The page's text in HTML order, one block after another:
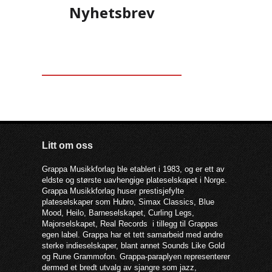
kan være poetisk og fonetisk riktig
musikalsk.
Nyhetsbrev
Litt om oss
Grappa Musikkforlag ble etablert i 1983, og er ett av
eldste og største uavhengige plateselskapet i Norge.
Grappa Musikkforlag huser prestisjefylte
plateselskaper som Hubro, Simax Classics, Blue
Mood, Heilo, Barneselskapet, Curling Legs,
Majorselskapet, Real Records i tillegg til Grappas
egen label. Grappa har et tett samarbeid med andre
sterke indieselskaper, blant annet Sounds Like Gold
og Rune Grammofon. Grappa-paraplyen representerer
dermed et bredt utvalg av sjangre som jazz,